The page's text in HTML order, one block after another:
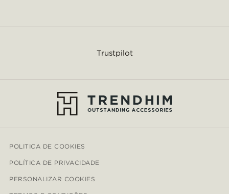
Trustpilot
POLITICA DE COOKIES
POLÍTICA DE PRIVACIDADE
PERSONALIZAR COOKIES